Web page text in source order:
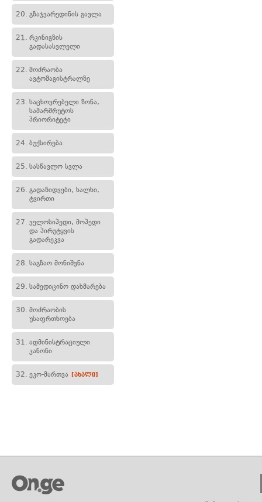
20. გზაჯვარედინის გავლა
21. რკინიგზის
გადასასვლელი
22. მოძრაობა
ავტომაგისტრალზე
23. საცხოვრებელი ზონა,
სამარშრუტოს
პრიორიტეტი
24. ბუქსირება
25. სასწავლო სვლა
26. გადაზიდვები, ხალხი,
ტვირთი
27. ველოსიპედი, მოპედი
და პირუტყვის
გადარეკვა
28. საგზაო მონიშვნა
29. სამედიცინო დახმარება
30. მოძრაობის
უსაფრთხოება
31. ადმინისტრაციული
კანონი
32. ეკო-მართვა [ახალი]